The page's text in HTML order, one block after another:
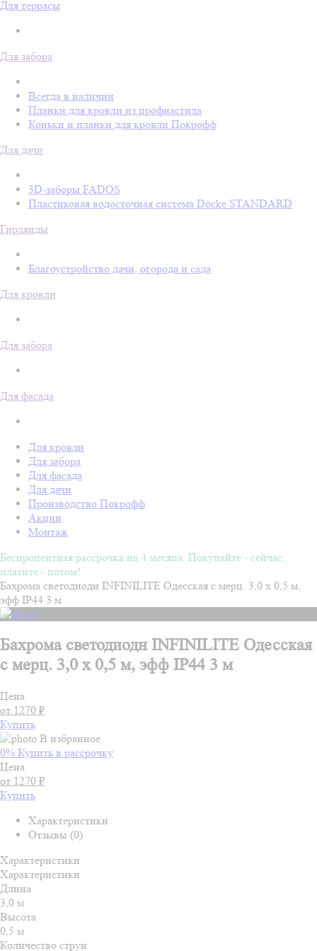
Для террасы
Для забора
Всегда в наличии
Планки для кровли из профнастила
Коньки и планки для кровли Покрофф
Для дачи
3D-заборы FADOS
Пластиковая водосточная система Döcke STANDARD
Гирлянды
Благоустройство дачи, огорода и сада
Для кровли
Для забора
Для фасада
Для кровли
Для забора
Для фасада
Для дачи
Производство Покрофф
Акции
Монтаж
Беспроцентная рассрочка на 4 месяца. Покупайте - сейчас,
платите - потом!
Бахрома светодиодн INFINILITE Одесская с мерц. 3,0 х 0,5 м,
эфф IP44 3 м
Бахрома светодиодн INFINILITE Одесская
с мерц. 3,0 х 0,5 м, эфф IP44 3 м
Цена
от 1270 ₽
Купить
В избранное
0% Купить в рассрочку
Цена
от 1270 ₽
Купить
Характеристики
Отзывы (0)
Характеристики
Характеристики
Длина
3,0 м
Высота
0,5 м
Количество струн